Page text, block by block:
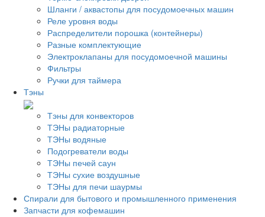
Шланги / аквастопы для посудомоечных машин
Реле уровня воды
Распределители порошка (контейнеры)
Разные комплектующие
Электроклапаны для посудомоечной машины
Фильтры
Ручки для таймера
Тэны
Тэны для конвекторов
ТЭНы радиаторные
ТЭНы водяные
Подогреватели воды
ТЭНы печей саун
ТЭНы сухие воздушные
ТЭНы для печи шаурмы
Спирали для бытового и промышленного применения
Запчасти для кофемашин